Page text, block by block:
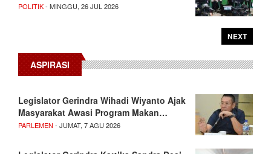
POLITIK- MINGGU, 26 JUL 2026
NEXT
ASPIRASI
Legislator Gerindra Wihadi Wiyanto Ajak
Masyarakat Awasi Program Makan…
PARLEMEN - JUMAT, 7 AGU 2026